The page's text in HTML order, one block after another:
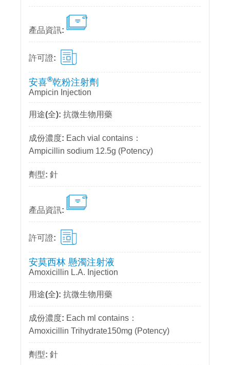
安喜®乾粉注射劑
Ampicin Injection
抗微生物用藥
Each vial contains：
Ampicillin sodium 12.5g (Potency)
針
安莫西林 懸濁注射液
Amoxicillin L.A. Injection
抗微生物用藥
Each ml contains：
Amoxicillin Trihydrate150mg (Potency)
針